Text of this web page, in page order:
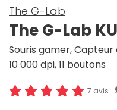
The G-Lab
The G-Lab
Souris gamer, Capteur
10 000 dpi, 11 boutons
7 avis